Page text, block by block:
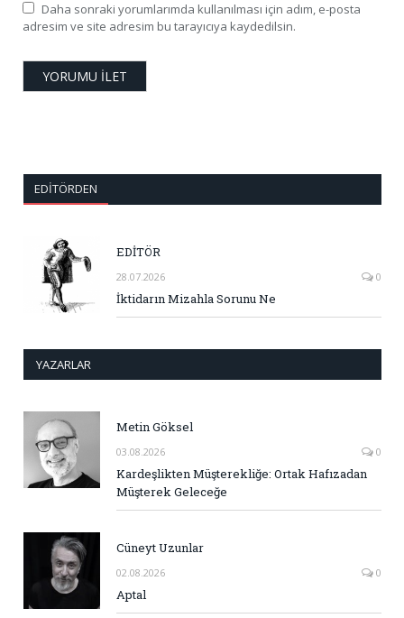
Daha sonraki yorumlarımda kullanılması için adım, e-posta
adresim ve site adresim bu tarayıcıya kaydedilsin.
EDITÖRDEN
EDİTÖR
28.07.2026 0
İktidarın Mizahla Sorunu Ne
YAZARLAR
Metin Göksel
03.08.2026 0
Kardeşlikten Müşterekliğe: Ortak Hafızadan
Müşterek Geleceğe
Cüneyt Uzunlar
02.08.2026 0
Aptal